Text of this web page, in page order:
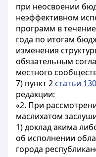
при неосвоении
неэффективном
программ в
года по итогам
изменения
обязательным
местного
7) пункт 2 статьи 130
редакции:
«2. При
маслихатом
1) доклад акима
об исполнении
города